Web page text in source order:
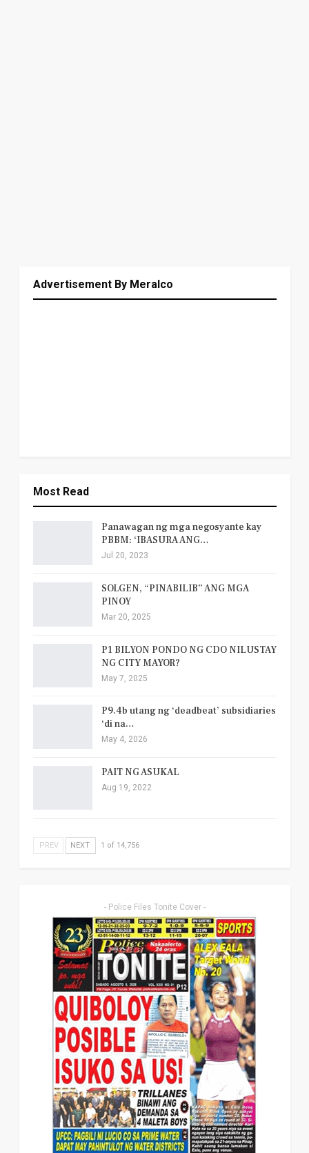
Advertisement By Meralco
Most Read
Panawagan ng mga negosyante kay
PBBM: ‘IBASURA ANG…
Jul 20, 2023
SOLGEN, “PINABILIB” ANG MGA
PINOY
Mar 20, 2025
P1 BILYON PONDO NG CDO NILUSTAY
NG CITY MAYOR?
May 7, 2025
P9.4b utang ng ‘deadbeat’ subsidiaries
‘di na…
May 4, 2026
PAIT NG ASUKAL
Aug 19, 2022
PREV NEXT 1 of 14,756
- Police Files Tonite Cover -